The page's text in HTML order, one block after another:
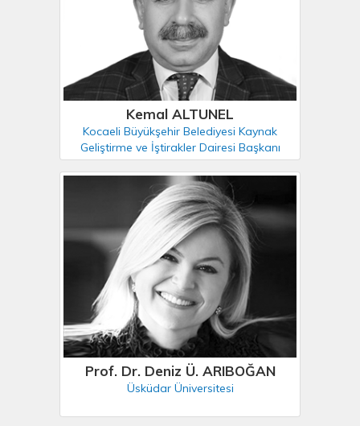
Kemal ALTUNEL
Kocaeli Büyükşehir Belediyesi Kaynak
Geliştirme ve İştirakler Dairesi Başkanı
Prof. Dr. Deniz Ü. ARIBOĞAN
Üsküdar Üniversitesi